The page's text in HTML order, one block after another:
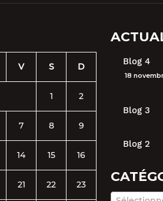
V S D
1 2
7 8 9
14 15 16
21 22 23
Blog 4
18
Blog 3
Blog 2